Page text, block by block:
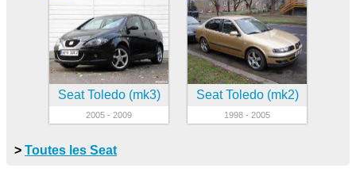
Seat Toledo (mk3)
2005 - 2009
Seat Toledo (mk2)
1998 - 2005
> Toutes les Seat